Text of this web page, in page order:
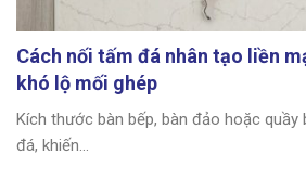
Cách nối tấm đá nhân tạo liền
khó lộ mối ghép
Kích thước bàn bếp, bàn đảo hoặc
đá, khiến...